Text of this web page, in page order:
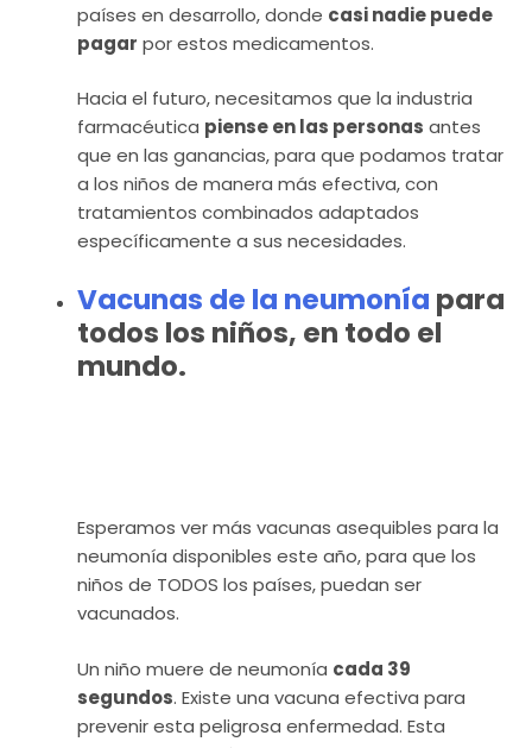
países en desarrollo, donde casi nadie puede
pagar por estos medicamentos.
Hacia el futuro, necesitamos que la industria
farmacéutica piense en las personas antes
que en las ganancias, para que podamos tratar
a los niños de manera más efectiva, con
tratamientos combinados adaptados
específicamente a sus necesidades.
Vacunas de la neumonía para
todos los niños, en todo el
mundo.
Esperamos ver más vacunas asequibles para la
neumonía disponibles este año, para que los
niños de TODOS los países, puedan ser
vacunados.
Un niño muere de neumonía cada 39
segundos. Existe una vacuna efectiva para
prevenir esta peligrosa enfermedad. Esta